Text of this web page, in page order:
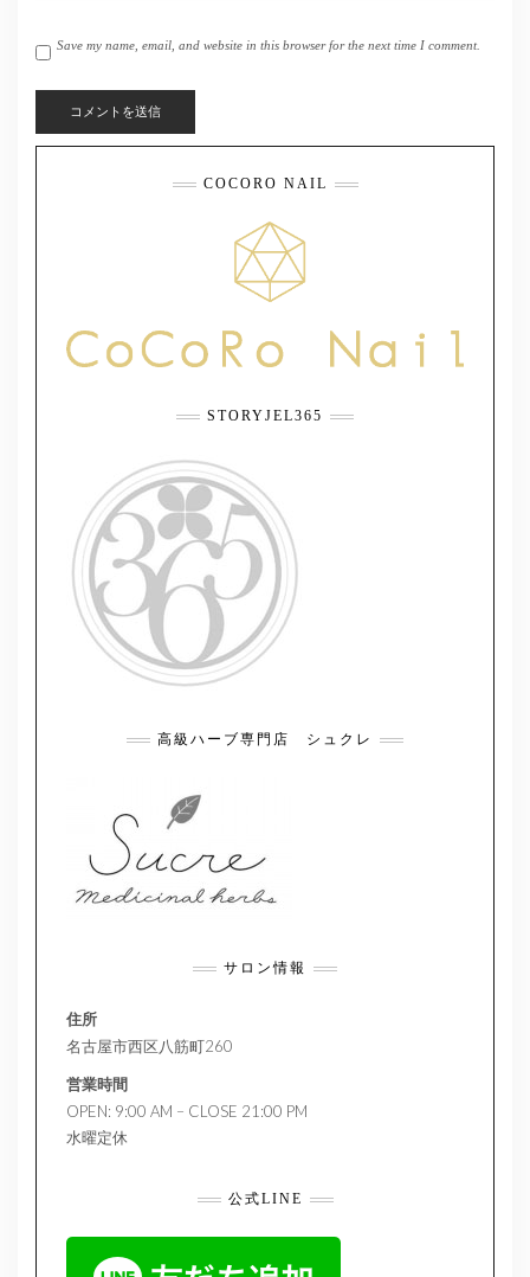
Save my name, email, and website in this browser for the next time I comment.
COCORO NAIL
STORYJEL365
高級ハーブ専門店 シュクレ
サロン情報
住所
名古屋市西区八筋町260
営業時間
OPEN: 9:00 AM – CLOSE 21:00 PM
水曜定休
公式LINE